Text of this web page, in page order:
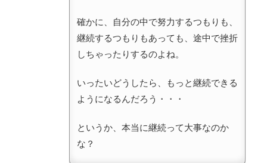
確かに、自分の中で努力するつもりも、
継続するつもりもあっても、途中で挫折
しちゃったりするのよね。
いったいどうしたら、もっと継続できる
ようになるんだろう・・・
というか、本当に継続って大事なのか
な？